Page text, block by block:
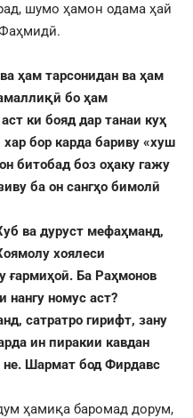
шумо ҳамон одама ҳай
ҳам тарсонидан ва ҳам
бо ҳам
ки бояд дар танаи куҳ
хар бор карда бариву «хуш
битобад боз оҳаку гажу
ба он сангҳо бимолӣ
ва дуруст мефаҳманд,
хоялеси
ғармиҳоӣ. Ба Раҳмонов
номус аст?
сатратро гирифт, зану
ин пиракии кавдан
не. Шармат бод Фирдавс
ҳамиқа баромад дорум,